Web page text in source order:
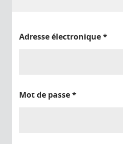
Adresse électronique*
Mot de passe*